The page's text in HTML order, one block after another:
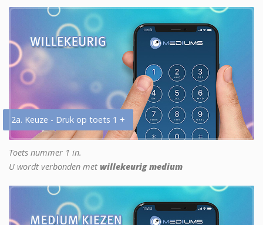
2a. Keuze - Druk op toets 1 +
Toets nummer 1 in.
U wordt verbonden met willekeurig medium